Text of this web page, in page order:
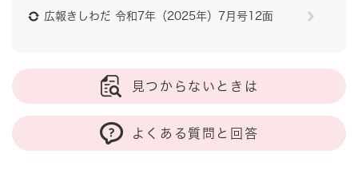
広報きしわだ 令和7年（2025年）7月号12面
見つからないときは
よくある質問と回答